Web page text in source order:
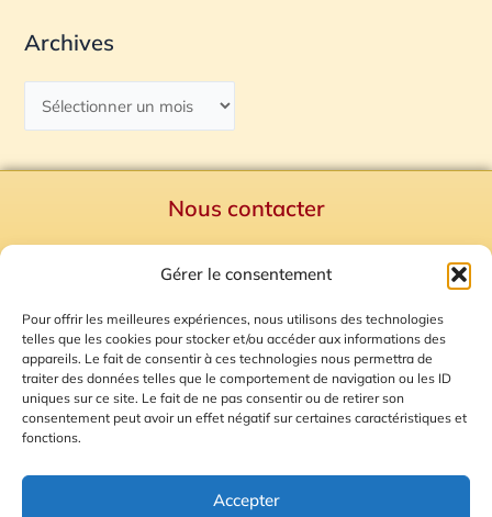
Gérer le consentement
Pour offrir les meilleures expériences, nous utilisons des technologies
telles que les cookies pour stocker et/ou accéder aux informations des
appareils. Le fait de consentir à ces technologies nous permettra de
traiter des données telles que le comportement de navigation ou les ID
uniques sur ce site. Le fait de ne pas consentir ou de retirer son
consentement peut avoir un effet négatif sur certaines caractéristiques et
fonctions.
Accepter
Archives
Nous contacter
Mentions Légales
Plan du site
Gestion des Cookies